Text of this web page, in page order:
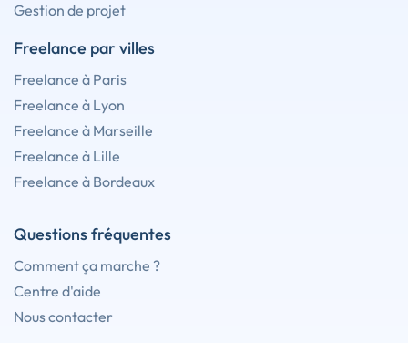
Gestion de projet
Freelance par villes
Freelance à Paris
Freelance à Lyon
Freelance à Marseille
Freelance à Lille
Freelance à Bordeaux
Questions fréquentes
Comment ça marche ?
Centre d'aide
Nous contacter